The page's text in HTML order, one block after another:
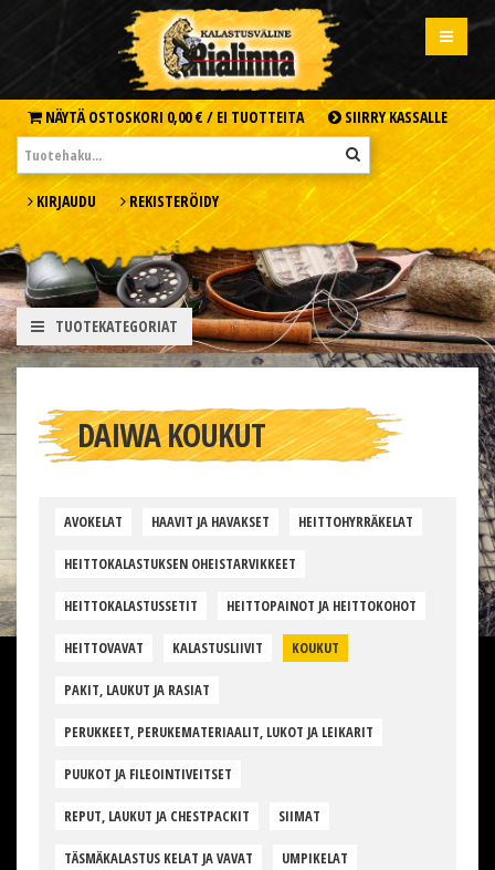
NÄYTÄ OSTOSKORI 0,00 € / EI TUOTTEITA SIIRRY KASSALLE
KIRJAUDU REKISTERÖIDY
TUOTEKATEGORIAT
DAIWA KOUKUT
AVOKELAT HAAVIT JA HAVAKSET HEITTOHYRRÄKELAT
HEITTOKALASTUKSEN OHEISTARVIKKEET
HEITTOKALASTUSSETIT HEITTOPAINOT JA HEITTOKOHOT
HEITTOVAVAT KALASTUSLIIVIT KOUKUT
PAKIT, LAUKUT JA RASIAT
PERUKKEET, PERUKEMATERIAALIT, LUKOT JA LEIKARIT
PUUKOT JA FILEOINTIVEITSET
REPUT, LAUKUT JA CHESTPACKIT SIIMAT
TÄSMÄKALASTUS KELAT JA VAVAT UMPIKELAT